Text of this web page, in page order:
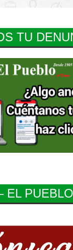
TU
EL PUEBLO